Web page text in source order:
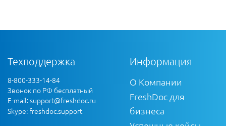
Техподдержка
8-800-333-14-84
Звонок по РФ бесплатный
E-mail:support@freshdoc.ru
Skype: freshdoc.support
Информация
О Компании
FreshDoc для
бизнеса